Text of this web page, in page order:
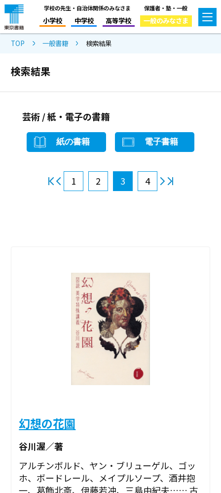
学校の先生・自治体関係のみなさま
小学校 中学校 高等学校
保護者・塾・一般
一般のみなさま
TOP 一般書籍 検索結果
検索結果
芸術 / 紙・電子の書籍
紙の書籍 電子書籍
1 2 3 4
幻想の花園
谷川渥／著
アルチンボルド、ヤン・ブリューゲル、ゴッ
ホ、ボードレール、メイプルソープ、酒井抱
一、葛飾北斎、伊藤若冲、三島由紀夫…… 古